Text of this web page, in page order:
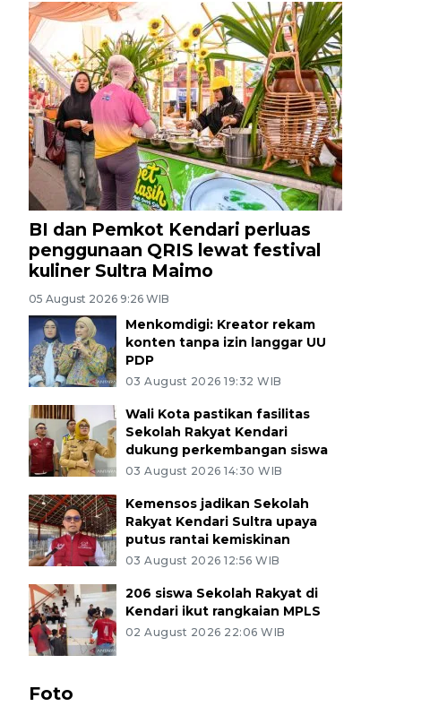
BI dan Pemkot Kendari perluas
penggunaan QRIS lewat festival
kuliner Sultra Maimo
05 August 2026 9:26 WIB
Menkomdigi: Kreator rekam
konten tanpa izin langgar UU
PDP
03 August 2026 19:32 WIB
Wali Kota pastikan fasilitas
Sekolah Rakyat Kendari
dukung perkembangan siswa
03 August 2026 14:30 WIB
Kemensos jadikan Sekolah
Rakyat Kendari Sultra upaya
putus rantai kemiskinan
03 August 2026 12:56 WIB
206 siswa Sekolah Rakyat di
Kendari ikut rangkaian MPLS
02 August 2026 22:06 WIB
Foto